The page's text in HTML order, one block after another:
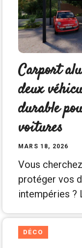
Carport
deux
durable
voitures
MARS 18, 2026
Vous
protéger vos
intempéries ?
DÉCO